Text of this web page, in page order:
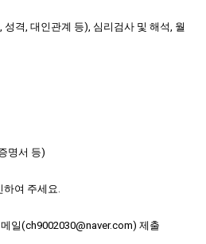
격, 대인관계 등), 심리검사 및 해석, 월
명서 등)
하여 주세요.
일(ch9002030@naver.com) 제출